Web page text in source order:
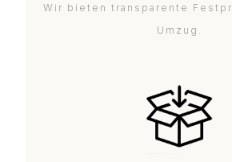
Wir bieten transparente
Umzug.